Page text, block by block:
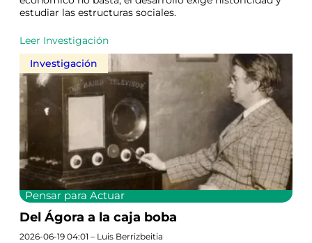
estudiar las estructuras sociales.
Leer Investigación
Investigación
Pensar para Actuar
Del Ágora a la caja boba
2026-06-19 04:01 – Luis Berrizbeitia